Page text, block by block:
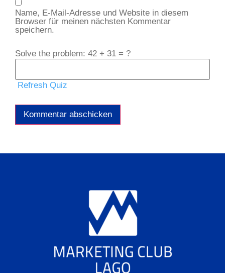
Name, E-Mail-Adresse und Website in diesem
Browser für meinen nächsten Kommentar
speichern.
Solve the problem: 42 + 31 = ?
Refresh Quiz